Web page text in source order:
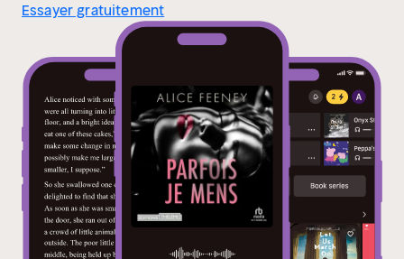
Essayer gratuitement